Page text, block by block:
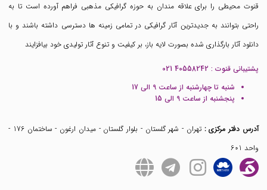
قنوت محیطی را برای علاقه مندان به حوزه گرافیکی مذهبی فراهم آورده است تا به
راحتی بتوانند به جدیدترین آثار گرافیکی در تمامی زمینه ها دسترسی داشته باشند و با
دانلود آثار بارگذاری شده بصورت لایه باز، بر کیفیت و تنوع آثار تولیدی خود بیافزایند
پشتیبانی قنوت : 021 40558242
شنبه تا چهارشنبه از ساعت 9 الی 17
پنجشنبه از ساعت 9 الی 15
آدرس دفتر مرکزی :
تهران - شهر گلستان - بلوار گلستان - میدان ارغون - ساختمان 176 -
واحد 601